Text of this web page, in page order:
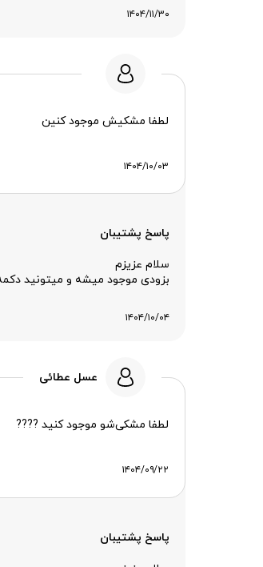
۱۴۰۴/۱۱/۳۰
لطفا مشکیش موجود کنین
۱۴۰۴/۱۰/۰۳
پاسخ پشتیبان
سلام عزیزم
بزودی موجود میشه و میتونید
۱۴۰۴/۱۰/۰۴
عسل عطائی
لطفا مشکی‌شو موجود کنید ????
۱۴۰۴/۰۹/۲۲
پاسخ پشتیبان